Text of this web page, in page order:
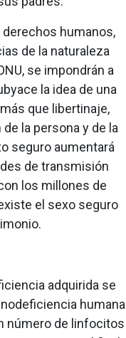
humanos,
de la naturaleza
se impondrán a
la idea de una
que libertinaje,
la persona y de la
seguro aumentará
de transmisión
los millones de
el sexo seguro
adquirida se
humana
número de linfocitos